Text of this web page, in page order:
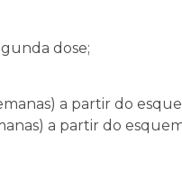
dose;
a partir do
a partir do